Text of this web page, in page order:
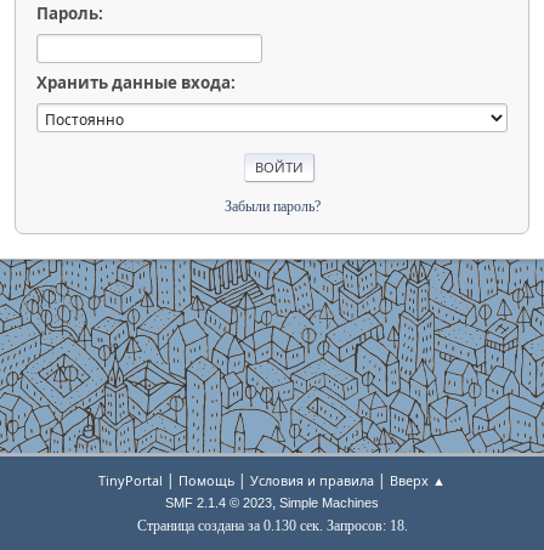
Пароль:
Хранить данные входа:
Забыли пароль?
TinyPortal | Помощь | Условия и правила | Вверх ▲
SMF 2.1.4 © 2023, Simple Machines
Страница создана за 0.130 сек. Запросов: 18.